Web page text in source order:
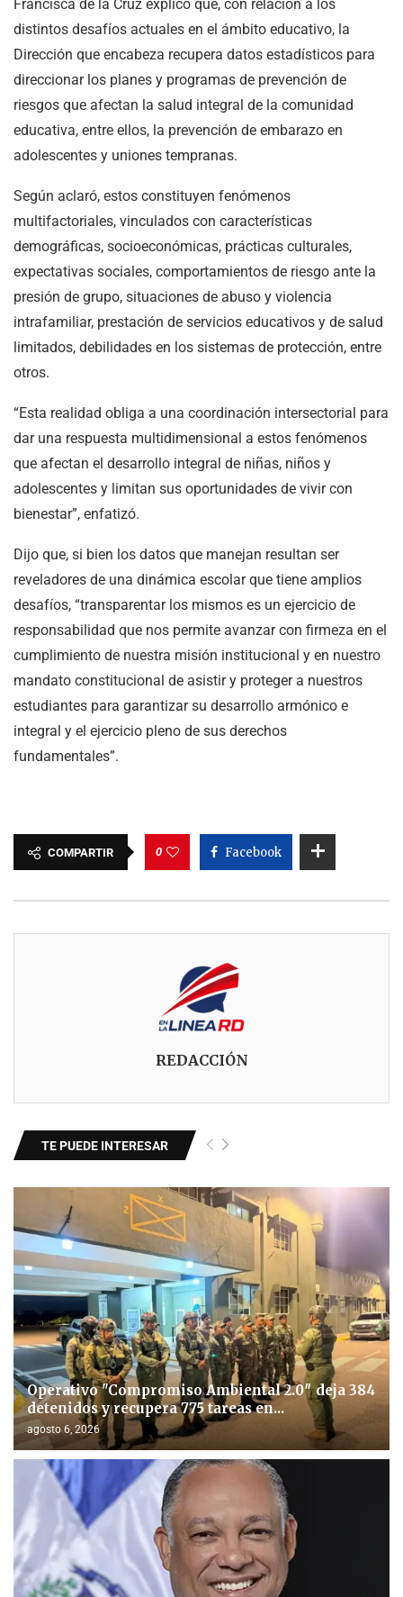
Francisca de la Cruz explicó que, con relación a los
distintos desafíos actuales en el ámbito educativo, la
Dirección que encabeza recupera datos estadísticos para
direccionar los planes y programas de prevención de
riesgos que afectan la salud integral de la comunidad
educativa, entre ellos, la prevención de embarazo en
adolescentes y uniones tempranas.
Según aclaró, estos constituyen fenómenos
multifactoriales, vinculados con características
demográficas, socioeconómicas, prácticas culturales,
expectativas sociales, comportamientos de riesgo ante la
presión de grupo, situaciones de abuso y violencia
intrafamiliar, prestación de servicios educativos y de salud
limitados, debilidades en los sistemas de protección, entre
otros.
“Esta realidad obliga a una coordinación intersectorial para
dar una respuesta multidimensional a estos fenómenos
que afectan el desarrollo integral de niñas, niños y
adolescentes y limitan sus oportunidades de vivir con
bienestar”, enfatizó.
Dijo que, si bien los datos que manejan resultan ser
reveladores de una dinámica escolar que tiene amplios
desafíos, “transparentar los mismos es un ejercicio de
responsabilidad que nos permite avanzar con firmeza en el
cumplimiento de nuestra misión institucional y en nuestro
mandato constitucional de asistir y proteger a nuestros
estudiantes para garantizar su desarrollo armónico e
integral y el ejercicio pleno de sus derechos
fundamentales”.
COMPARTIR 0 Facebook
REDACCIÓN
TE PUEDE INTERESAR
Operativo "Compromiso Ambiental 2.0″ deja 384
detenidos y recupera 775 tareas en...
agosto 6, 2026